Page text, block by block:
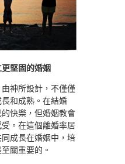
堅固的婚姻
神所設計，不僅僅
和成熟。在結婚
快樂，但婚姻教會
。在這個離婚率居
成長在婚姻中，培
關重要的。